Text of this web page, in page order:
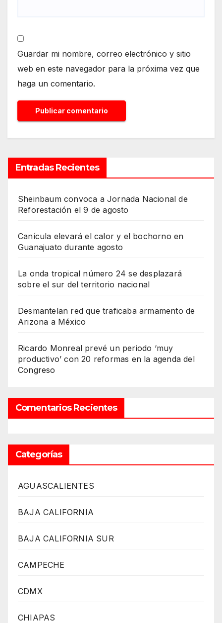
Guardar mi nombre, correo electrónico y sitio
web en este navegador para la próxima vez que
haga un comentario.
Entradas Recientes
Sheinbaum convoca a Jornada Nacional de
Reforestación el 9 de agosto
Canícula elevará el calor y el bochorno en
Guanajuato durante agosto
La onda tropical número 24 se desplazará
sobre el sur del territorio nacional
Desmantelan red que traficaba armamento de
Arizona a México
Ricardo Monreal prevé un periodo ‘muy
productivo’ con 20 reformas en la agenda del
Congreso
Comentarios Recientes
Categorías
AGUASCALIENTES
BAJA CALIFORNIA
BAJA CALIFORNIA SUR
CAMPECHE
CDMX
CHIAPAS